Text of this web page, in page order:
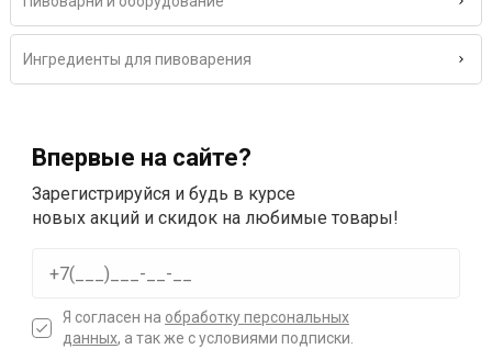
Ингредиенты для пивоварения
Впервые на сайте?
Зарегистрируйся и будь в курсе
новых акций и скидок на любимые товары!
Я согласен на обработку персональных
данных, а так же с условиями подписки.